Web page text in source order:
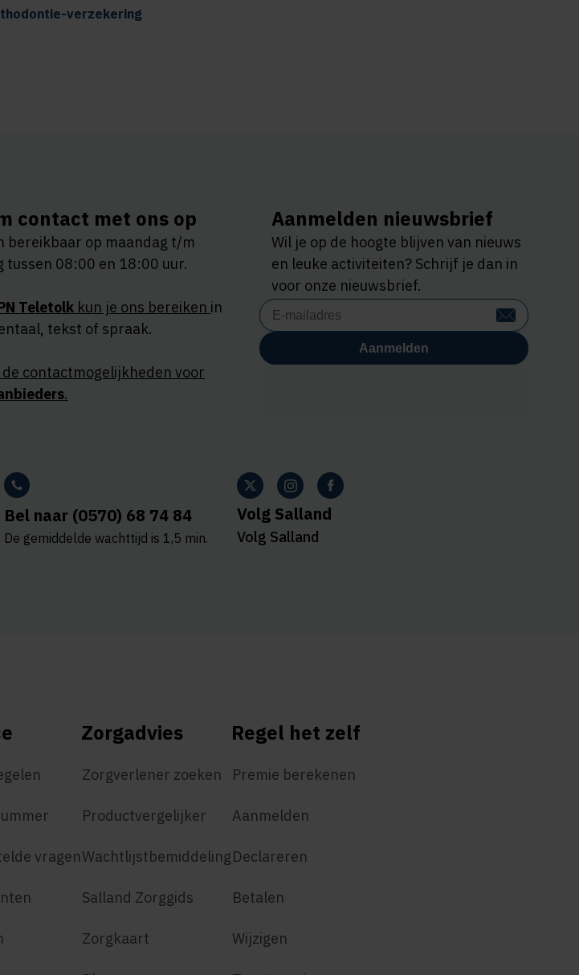
verzekering
contact met ons op
bereikbaar op maandag t/m
tussen 08:00 en 18:00 uur.
Teletolk kun je ons bereiken in
tekst of spraak.
de contactmogelijkheden voor
.
Aanmelden nieuwsbrief
Wil je op de hoogte blijven van nieuws
en leuke activiteiten? Schrijf je dan in
voor onze nieuwsbrief.
Bel naar (0570) 68 74 84
De gemiddelde wachttijd is 1,5 min.
Volg Salland
Volg Salland
vragen
Zorgadvies
Zorgverlener zoeken
Productvergelijker
Wachtlijstbemiddeling
Salland Zorggids
Zorgkaart
Regel het zelf
Premie berekenen
Aanmelden
Declareren
Betalen
Wijzigen